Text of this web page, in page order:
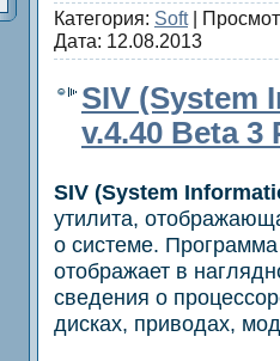
Категория: Soft|
Дата: 12.08.2013
SIV (System
v.4.40 Beta 3
SIV (System
утилита,
о системе.
отображает в
сведения о
дисках, приводах,